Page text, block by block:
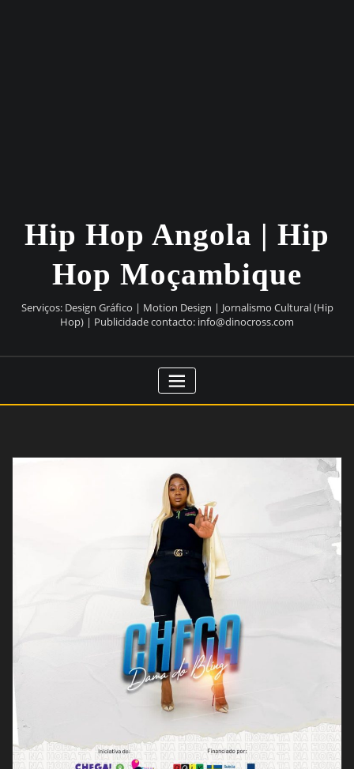
Hip Hop Angola | Hip
Hop Moçambique
Serviços: Design Gráfico | Motion Design | Jornalismo Cultural (Hip
Hop) | Publicidade contacto: info@dinocross.com